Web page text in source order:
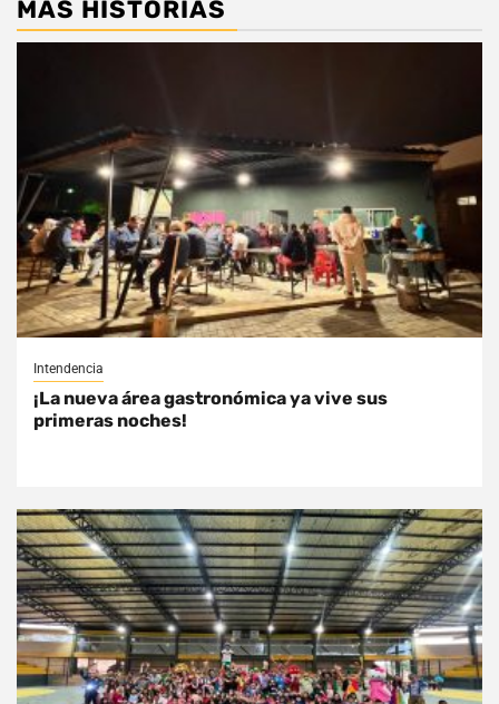
MÁS HISTORIAS
Intendencia
¡La nueva área gastronómica ya vive sus
primeras noches!